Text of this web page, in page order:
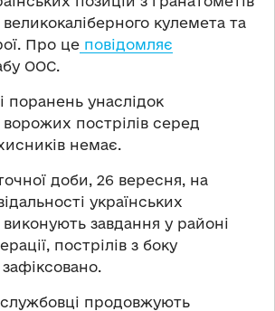
кулемета та
Про це повідомляє
ООС.
поранень унаслідок
пострілів серед
немає.
доби, 26 вересня, на
українських
виконують завдання у районі
пострілів з боку
продовжують